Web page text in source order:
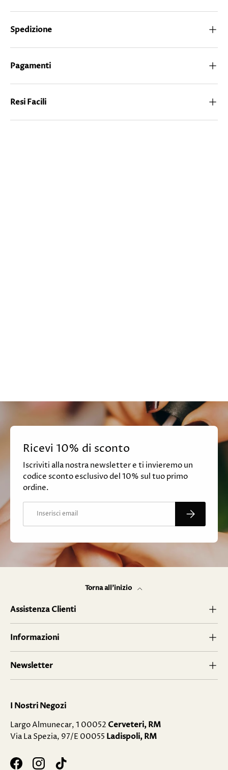
Spedizione
Pagamenti
Resi Facili
Ricevi 10% di sconto
Iscriviti alla nostra newsletter e ti invieremo un
codice sconto esclusivo del 10% sul tuo primo
ordine.
ISCRIVITI
Torna all’inizio
Assistenza Clienti
Informazioni
Newsletter
I Nostri Negozi
Largo Almunecar, 1 00052 Cerveteri, RM
Via La Spezia, 97/E 00055 Ladispoli, RM
FacebookInstagramTikTok